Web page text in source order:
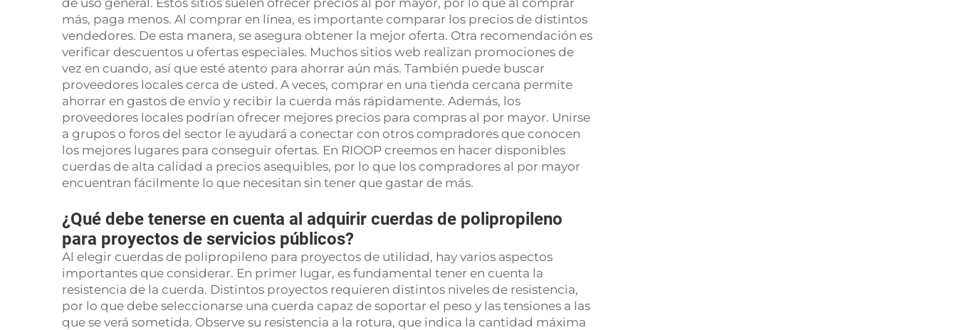
de uso general. Estos sitios suelen ofrecer precios al por mayor, por lo que al comprar
más, paga menos. Al comprar en línea, es importante comparar los precios de distintos
vendedores. De esta manera, se asegura obtener la mejor oferta. Otra recomendación es
verificar descuentos u ofertas especiales. Muchos sitios web realizan promociones de
vez en cuando, así que esté atento para ahorrar aún más. También puede buscar
proveedores locales cerca de usted. A veces, comprar en una tienda cercana permite
ahorrar en gastos de envío y recibir la cuerda más rápidamente. Además, los
proveedores locales podrían ofrecer mejores precios para compras al por mayor. Unirse
a grupos o foros del sector le ayudará a conectar con otros compradores que conocen
los mejores lugares para conseguir ofertas. En RIOOP creemos en hacer disponibles
cuerdas de alta calidad a precios asequibles, por lo que los compradores al por mayor
encuentran fácilmente lo que necesitan sin tener que gastar de más.
¿Qué debe tenerse en cuenta al adquirir cuerdas de polipropileno
para proyectos de servicios públicos?
Al elegir cuerdas de polipropileno para proyectos de utilidad, hay varios aspectos
importantes que considerar. En primer lugar, es fundamental tener en cuenta la
resistencia de la cuerda. Distintos proyectos requieren distintos niveles de resistencia,
por lo que debe seleccionarse una cuerda capaz de soportar el peso y las tensiones a las
que se verá sometida. Observe su resistencia a la rotura, que indica la cantidad máxima